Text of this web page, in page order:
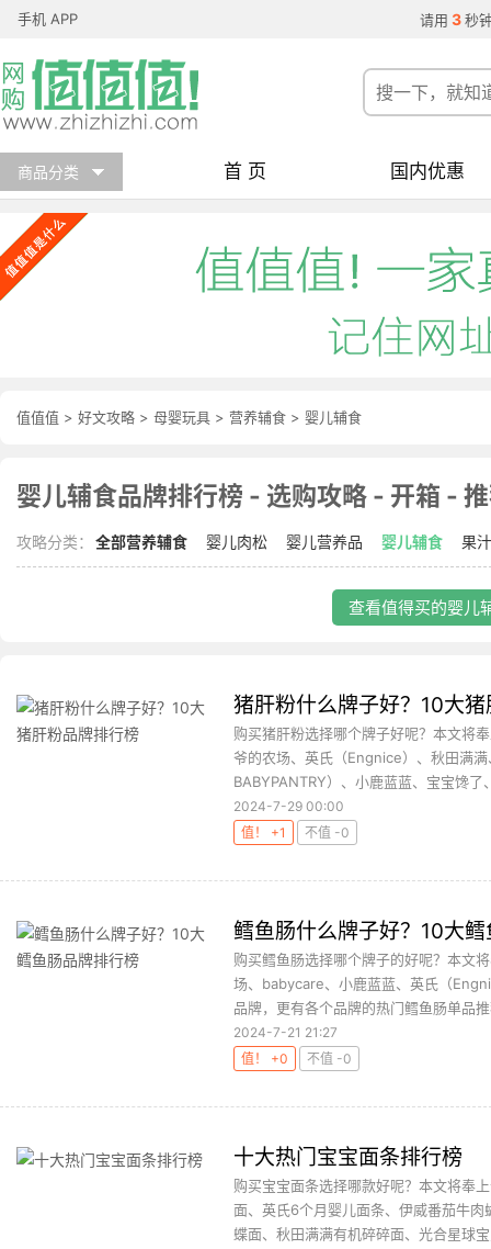
手机 APP 请用 3 秒
商品分类 首 页 国内优惠
值值值 > 好文攻略 > 母婴玩具 > 营养辅食 > 婴儿辅食
婴儿辅食品牌排行榜 - 选购攻略 - 开箱 -
攻略分类： 全部营养辅食 婴儿肉松 婴儿营养品 婴儿辅食 果
查看值得买的婴儿
猪肝粉什么牌子好？10大
购买猪肝粉选择哪个牌子好呢？本文将
爷的农场、英氏（Engnice）、秋田满
BABYPANTRY）、小鹿蓝蓝、宝宝馋了
2024-7-29 00:00
值！ +1
不值 -0
鳕鱼肠什么牌子好？10大
购买鳕鱼肠选择哪个牌子的好呢？本文
场、babycare、小鹿蓝蓝、英氏（
品牌，更有各个品牌的热门鳕鱼肠单品
2024-7-21 21:27
值！ +0
不值 -0
十大热门宝宝面条排行榜
购买宝宝面条选择哪款好呢？本文将奉
面、英氏6个月婴儿面条、伊威番茄牛
蝶面、秋田满满有机碎碎面、光合星球